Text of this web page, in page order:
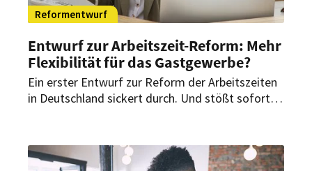
Reformentwurf
Entwurf zur Arbeitszeit-Reform: Mehr
Flexibilität für das Gastgewerbe?
Ein erster Entwurf zur Reform der Arbeitszeiten
in Deutschland sickert durch. Und stößt sofort
Dienstplänen, wie ihn Hotels und Restaurants
bereits seit langem fordern.